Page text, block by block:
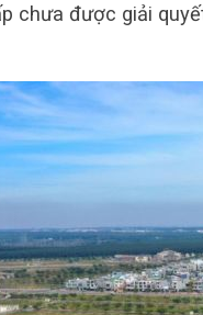
chưa được giải